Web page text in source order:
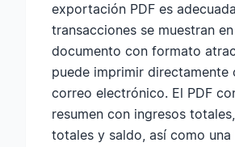
exportación PDF es
transacciones se muestran
documento con formato
puede imprimir directamente
correo electrónico. El PDF
resumen con ingresos
totales y saldo, así como una